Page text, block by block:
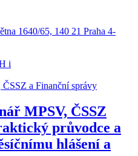
1640/65, 140 21 Praha 4-
i
MPSV, ČSSZ
průvodce a
hlášení a